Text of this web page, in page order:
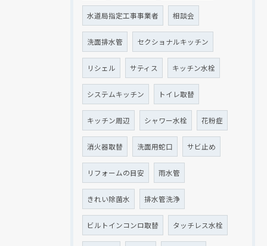
水道局指定工事事業者 相談会
洗面排水管 セクショナルキッチン
リシェル サティス キッチン水栓
システムキッチン トイレ取替
キッチン周辺 シャワー水栓 花粉症
消火器取替 洗面用蛇口 サビ止め
リフォームの目安 雨水管
きれい除菌水 排水管洗浄
ビルトインコンロ取替 タッチレス水栓